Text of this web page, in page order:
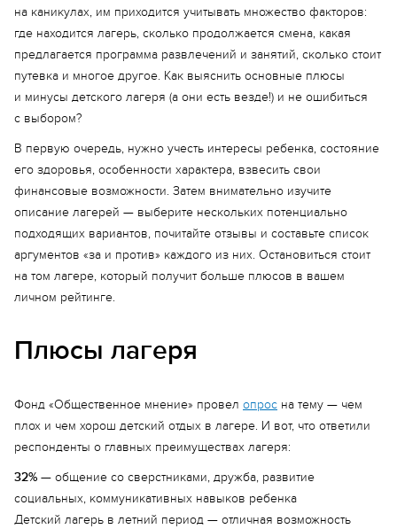
на каникулах, им приходится учитывать множество факторов:
где находится лагерь, сколько продолжается смена, какая
предлагается программа развлечений и занятий, сколько стоит
путевка и многое другое. Как выяснить основные плюсы
и минусы детского лагеря (а они есть везде!) и не ошибиться
с выбором?
В первую очередь, нужно учесть интересы ребенка, состояние
его здоровья, особенности характера, взвесить свои
финансовые возможности. Затем внимательно изучите
описание лагерей — выберите нескольких потенциально
подходящих вариантов, почитайте отзывы и составьте список
аргументов «за и против» каждого из них. Остановиться стоит
на том лагере, который получит больше плюсов в вашем
личном рейтинге.
Плюсы лагеря
Фонд «Общественное мнение» провел опрос на тему — чем
плох и чем хорош детский отдых в лагере. И вот, что ответили
респонденты о главных преимуществах лагеря:
32% — общение со сверстниками, дружба, развитие
социальных, коммуникативных навыков ребенка
Детский лагерь в летний период — отличная возможность